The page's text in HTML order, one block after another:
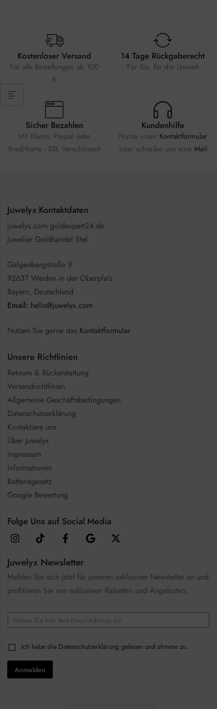
Kostenloser Versand
Für alle Bestellungen ab 100
€
14 Tage Rückgaberecht
Für Sie, für die Umwelt
Sicher Bezahlen
Mit Klarna, Paypal oder
Kreditkarte - SSL Verschlüsselt
Kundenhilfe
Nutze unser Kontaktformular
oder schreibe uns eine Mail
Juwelyx Kontaktdaten
juwelyx.com goldexpert24.de
Juwelier Goldhandel Stel
Galgenbergstraße 9
92637 Weiden in der Oberpfalz
Bayern, Deutschland
Email: hello@juwelyx.com
Nutzen Sie gerne das Kontaktformular
Unsere Richtlinien
Retoure & Rückerstattung
Versandrichtlinien
Allgemeine Geschäftsbedingungen
Datenschutzerklärung
Kontaktiere uns
Über Juwelyx
Impressum
Informationen
Batteriegesetz
Google Bewertung
Folge Uns auf Social Media
Juwelyx Newsletter
Melden Sie sich jetzt für unseren exklusiven Newsletter an und
profitieren Sie von exklusiven Rabatten und Angeboten.
E
m
lh
c
b
C
h
e
k
Ich habe die Datenschutzerklärung gelesen und stimme zu.
Anmelden